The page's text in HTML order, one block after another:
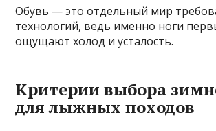
Обувь — это отдельный мир
технологий, ведь именно ноги
ощущают холод и усталость.
Критерии выбора
для лыжных походов